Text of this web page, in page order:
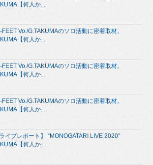
【何人か...
FEET Vo./G.TAKUMAのソロ活動に密着取材。
【何人か...
FEET Vo./G.TAKUMAのソロ活動に密着取材。
【何人か...
FEET Vo./G.TAKUMAのソロ活動に密着取材。
【何人か...
ライブレポート】 “MONOGATARI LIVE 2020”
【何人か...